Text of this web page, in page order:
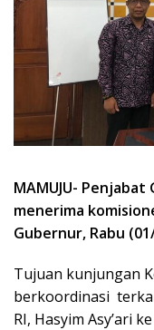
MAMUJU-
menerima
Gubernur, Rabu
Tujuan kunjungan
berkoordinasi
RI, Hasyim Asy’ari